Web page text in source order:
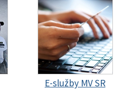
E-služby MV SR